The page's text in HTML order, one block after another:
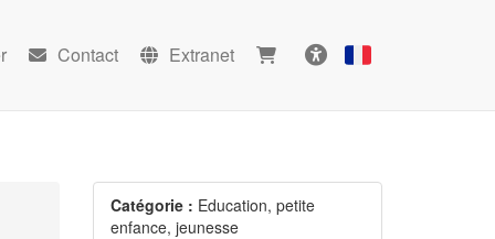
Contact
Extranet
Français
Catégorie : Education, petite
enfance, jeunesse